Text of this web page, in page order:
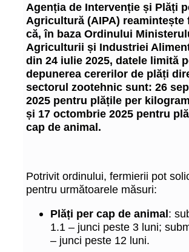
Agenția de Intervenție și Plăți
Agricultură (AIPA) reamintește
că, în baza Ordinului
Agriculturii și Industriei
din 24 iulie 2025, datele limită
depunerea cererilor de plăți
sectorul zootehnic sunt: 26
2025 pentru plățile per
și 17 octombrie 2025 pentru
cap de animal.
Potrivit ordinului, fermierii pot
pentru următoarele măsuri:
Plăți per cap de animal:
1.1 – junci peste 3 luni;
– junci peste 12 luni.